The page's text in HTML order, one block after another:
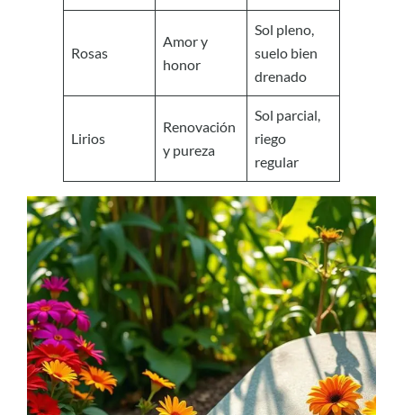
Rosas
Amor y
honor
Sol pleno,
suelo bien
drenado
Lirios
Renovación
y pureza
Sol parcial,
riego
regular